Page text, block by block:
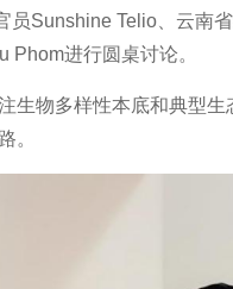
员Sunshine Telio、云南
Phom进行圆桌讨论。
生物多样性本底和典型
。